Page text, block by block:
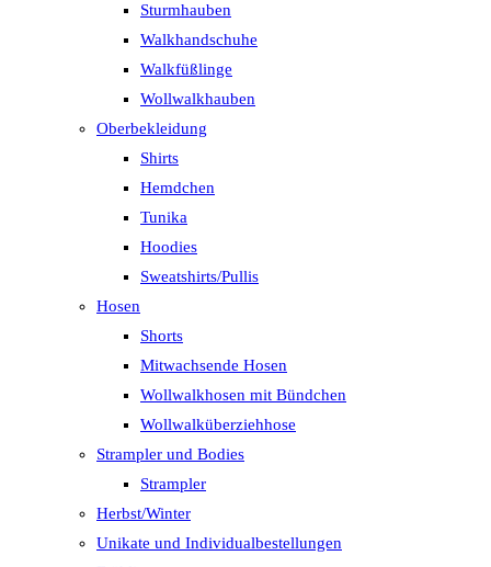
Sturmhauben
Walkhandschuhe
Walkfüßlinge
Wollwalkhauben
Oberbekleidung
Shirts
Hemdchen
Tunika
Hoodies
Sweatshirts/Pullis
Hosen
Shorts
Mitwachsende Hosen
Wollwalkhosen mit Bündchen
Wollwalküberziehhose
Strampler und Bodies
Strampler
Herbst/Winter
Unikate und Individualbestellungen